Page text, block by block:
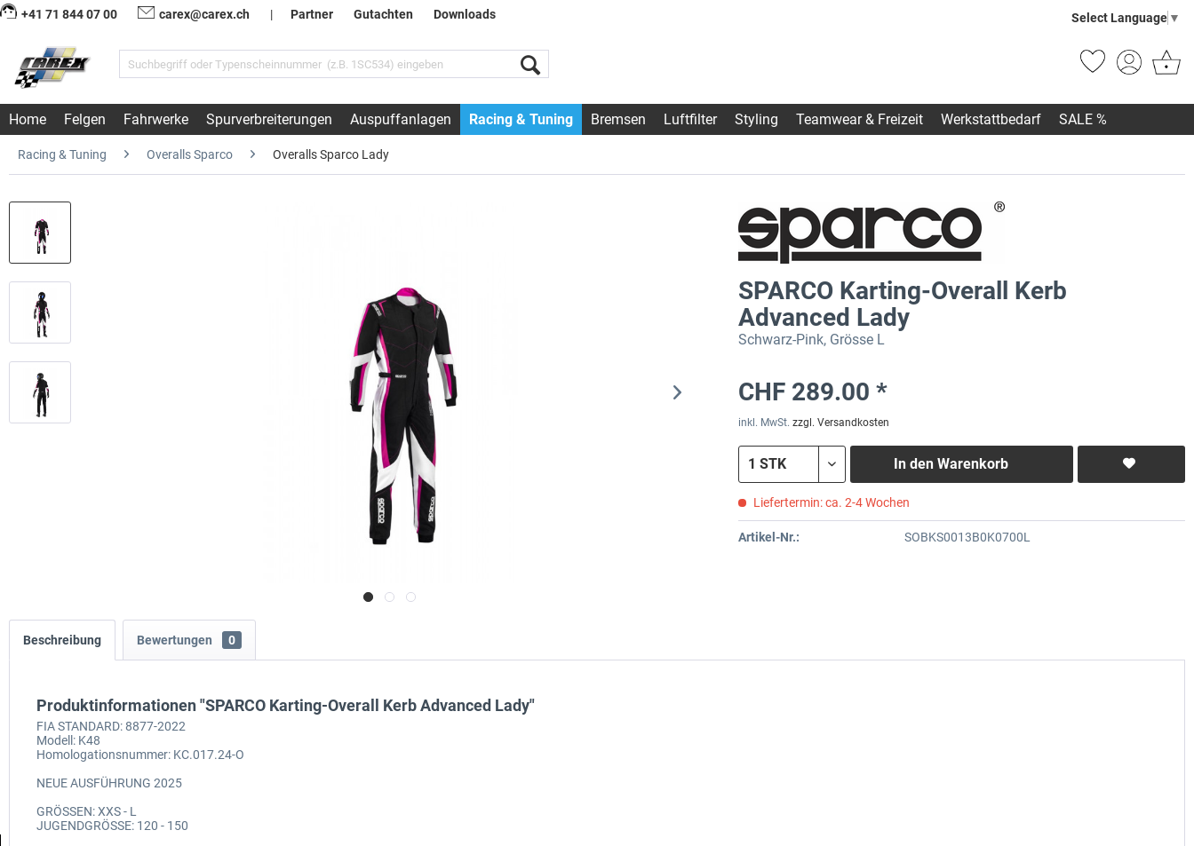
+41 71 844 07 00 carex@carex.ch | Partner Gutachten Downloads Select Language ▼
Home Felgen Fahrwerke Spurverbreiterungen Auspuffanlagen Racing & Tuning Bremsen Luftfilter Styling Teamwear & Freizeit Werkstattbedarf SALE %
Racing & Tuning Overalls Sparco Overalls Sparco Lady
SPARCO Karting-Overall Kerb
Advanced Lady
Schwarz-Pink, Grösse L
CHF 289.00 *
inkl. MwSt. zzgl. Versandkosten
In den Warenkorb
Liefertermin: ca. 2-4 Wochen
Artikel-Nr.: SOBKS0013B0K0700L
Beschreibung Bewertungen 0
Produktinformationen "SPARCO Karting-Overall Kerb Advanced Lady"
FIA STANDARD: 8877-2022
Modell: K48
Homologationsnummer: KC.017.24-O
NEUE AUSFÜHRUNG 2025
GRÖSSEN: XXS - L
JUGENDGRÖSSE: 120 - 150